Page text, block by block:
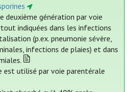
deuxième génération par voie
indiquées dans les infections
(p.ex. pneumonie sévère,
infections de plaies) et dans
est utilisé par voie parentérale